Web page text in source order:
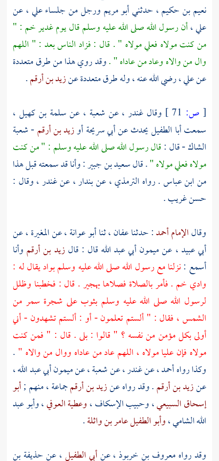
نعيم بن حكيم، حدثنيأبو مريم ورجل من جلساءعلي، عن
علي،أن رسول الله صلى الله عليه وسلم قال يوم غدير خم : "
من كنت مولاه فعلي مولاه " . قال : فزاد الناس بعد : " اللهم
وال من والاه وعاد من عاداه " .وقد روي هذا من طرق متعددة
عنعلي، رضي الله عنه ، وله طرق متعددة عنزيد بن أرقم.
[ ص: وقال غندر ، عن شعبة ، عنسلمة بن كهيل ،
سمعتأبا الطفيليحدث عنأبي سريحةأوزيد بن أرقم-شعبة
الشاك - قال :قال رسول الله صلى الله عليه وسلم : " من كنت
مولاه فعلي مولاه ". قالسعيد بن جبير: وأنا قد سمعته قبل هذا
منابن عباس. رواه الترمذي، عنبندار، عنغندر، وقال :
حسن غريب .
وقالالإمام أحمد: حدثناعفان، ثناأبو عوانة، عنالمغيرة، عن
أبي عبيد، عنميمون أبي عبد اللهقال : قالزيد بن أرقم وأنا
أسمع :نزلنا مع رسول الله صلى الله عليه وسلم بواد يقال له :
وادي خم . فأمر بالصلاة فصلاها بهجير . قال : فخطبنا وظلل
لرسول الله صلى الله عليه وسلم بثوب على شجرة سمر من
الشمس ، فقال : " ألستم تعلمون - أو : ألستم تشهدون - أني
أولى بكل مؤمن من نفسه ؟ " قالوا : بلى . قال : " فمن كنت
مولاه فإنعليامولاه ، اللهم عاد من عاداه ووال من والاه " .
وكذا رواهأحمد، عنغندر، عنشعبة، عنميمون أبي عبد الله،
عنزيد بن أرقم. وقد رواه عنزيد بن أرقمجماعة ، منهم ;أبو
إسحاق السبيعي،وحبيب الإسكاف،وعطية العوفي،وأبو عبد
الله الشامي،وأبو الطفيل عامر بن واثلة.
وقد رواهمعروف بن خربوذ، عنأبي الطفيل، عنحذيفة بن